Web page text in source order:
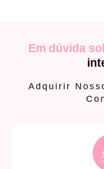
Em dúvida
Adquirir